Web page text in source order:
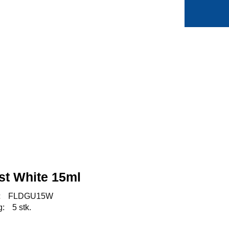
White 15ml
FLDGU15W
5 stk.